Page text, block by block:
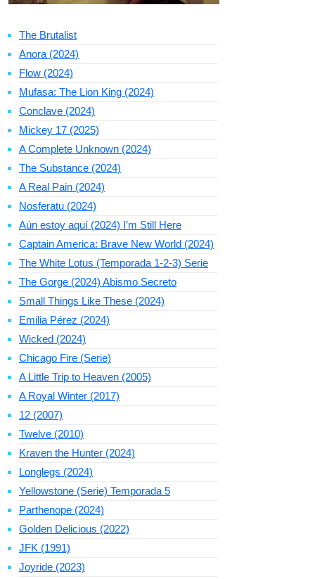
The Brutalist
Anora (2024)
Flow (2024)
Mufasa: The Lion King (2024)
Conclave (2024)
Mickey 17 (2025)
A Complete Unknown (2024)
The Substance (2024)
A Real Pain (2024)
Nosferatu (2024)
Aún estoy aquí (2024) I’m Still Here
Captain America: Brave New World (2024)
The White Lotus (Temporada 1-2-3) Serie
The Gorge (2024) Abismo Secreto
Small Things Like These (2024)
Emilia Pérez (2024)
Wicked (2024)
Chicago Fire (Serie)
A Little Trip to Heaven (2005)
A Royal Winter (2017)
12 (2007)
Twelve (2010)
Kraven the Hunter (2024)
Longlegs (2024)
Yellowstone (Serie) Temporada 5
Parthenope (2024)
Golden Delicious (2022)
JFK (1991)
Joyride (2023)